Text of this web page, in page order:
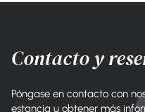
Contacto y
Póngase en contacto con
estancia u obtener más